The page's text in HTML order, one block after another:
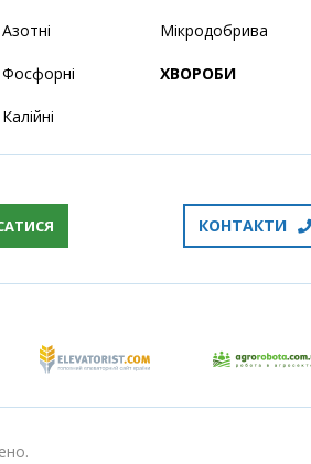
Азотні
Фосфорні
Калійні
Мікродобрива
ХВОРОБИ
КОНТАКТИ